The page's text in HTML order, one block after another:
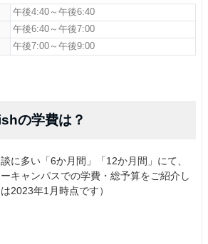
午後4:40～午後6:40
午後6:40～午後7:00
午後7:00～午後9:00
の学費は？
に多い「6か月間」「12か月間」にて、
キャンパスでの学費・総予算をご紹介し
2023年1月時点です）